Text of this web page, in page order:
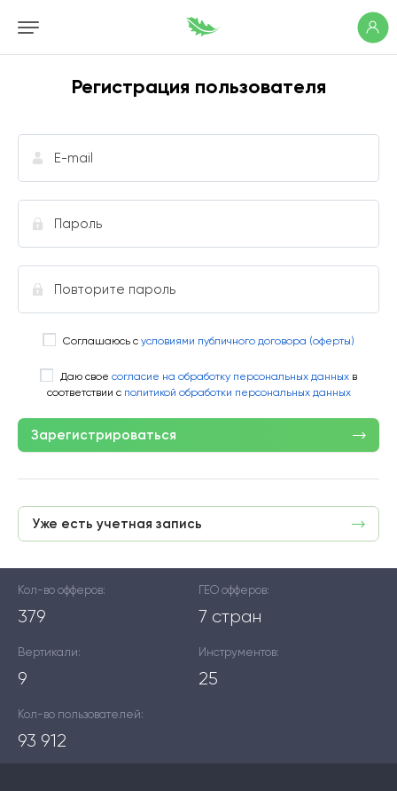
Регистрация пользователя
Соглашаюсь с условиями публичного договора (оферты)
Даю свое согласие на обработку персональных данных в
соответствии с политикой обработки персональных данных
Зарегистрироваться
Уже есть учетная запись
Кол-во офферов:
379
ГЕО офферов:
7 стран
Вертикали:
9
Инструментов:
25
Кол-во пользователей:
93 912